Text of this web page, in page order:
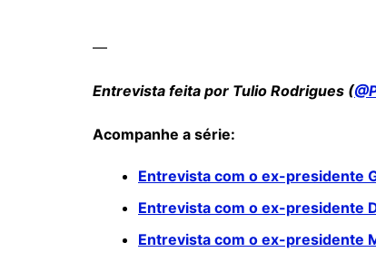
—
Entrevista feita por Tulio Rodrigues (
Acompanhe a série:
Entrevista com o ex-presidente
Entrevista com o ex-presidente
Entrevista com o ex-presidente